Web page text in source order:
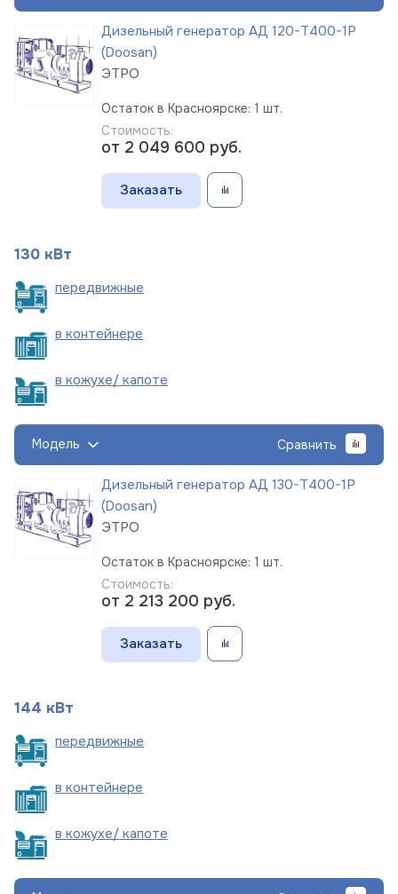
Дизельный генератор АД 120-Т400-1Р
(Doosan)
ЭТРО
Остаток в Красноярске: 1 шт.
Стоимость:
от 2 049 600 руб.
Заказать
130 кВт
передвижные
в контейнере
в кожухе/ капоте
Модель Сравнить
Дизельный генератор АД 130-Т400-1Р
(Doosan)
ЭТРО
Остаток в Красноярске: 1 шт.
Стоимость:
от 2 213 200 руб.
Заказать
144 кВт
передвижные
в контейнере
в кожухе/ капоте